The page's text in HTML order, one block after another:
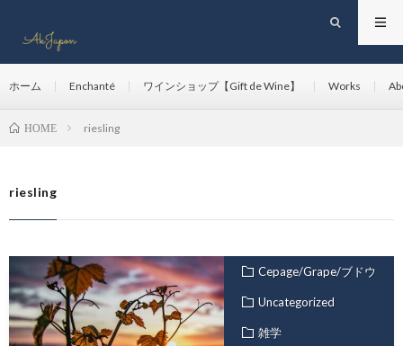
ホーム Enchanté ワインショップ【Gift de Wine】 Works
HOME riesling
riesling
Cepage/Grape/ブドウ
Uncategorized
雑学